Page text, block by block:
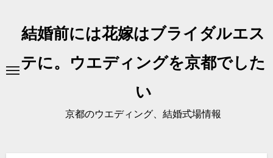
キ
結婚前には花嫁はブライダルエス
テに。ウエディングを京都でした
い
京都のウエディング、結婚式場情報